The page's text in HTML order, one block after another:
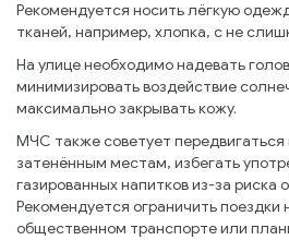
Рекомендуется носить лёгкую
тканей, например, хлопка, с не
На улице необходимо надевать
минимизировать воздействие
максимально закрывать кожу.
МЧС также советует
затенённым местам, избегать
газированных напитков из-за риска
Рекомендуется ограничить поездки
общественном транспорте или